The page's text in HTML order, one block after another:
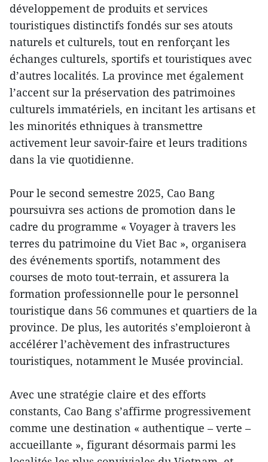
développement de produits et services
touristiques distinctifs fondés sur ses atouts
naturels et culturels, tout en renforçant les
échanges culturels, sportifs et touristiques avec
d’autres localités. La province met également
l’accent sur la préservation des patrimoines
culturels immatériels, en incitant les artisans et
les minorités ethniques à transmettre
activement leur savoir-faire et leurs traditions
dans la vie quotidienne.
Pour le second semestre 2025, Cao Bang
poursuivra ses actions de promotion dans le
cadre du programme « Voyager à travers les
terres du patrimoine du Viet Bac », organisera
des événements sportifs, notamment des
courses de moto tout-terrain, et assurera la
formation professionnelle pour le personnel
touristique dans 56 communes et quartiers de la
province. De plus, les autorités s’emploieront à
accélérer l’achèvement des infrastructures
touristiques, notamment le Musée provincial.
Avec une stratégie claire et des efforts
constants, Cao Bang s’affirme progressivement
comme une destination « authentique – verte –
accueillante », figurant désormais parmi les